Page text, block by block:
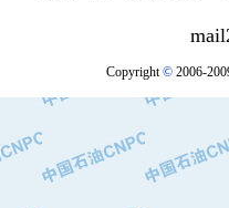
Copyright©2006-